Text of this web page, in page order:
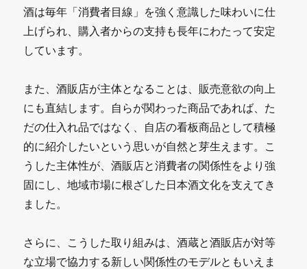
酒は毎年「消費者目線」を強く意識した味わいに仕
上げられ、購入者からの支持も長年にわたって安定
しています。
また、酒販店が主体となることは、販売意欲の向上
にも直結します。自らが関わった商品であれば、た
だの仕入れ品ではなく、自店の看板商品として積極
的に紹介したいという思いが自然と芽生えます。こ
うした主体性が、酒販店と消費者の関係性をより強
固にし、地域市場に根ざした日本酒文化を支えてき
ました。
さらに、こうした取り組みは、酒蔵と酒販店が対等
な立場で協力する新しい関係性のモデルともいえま